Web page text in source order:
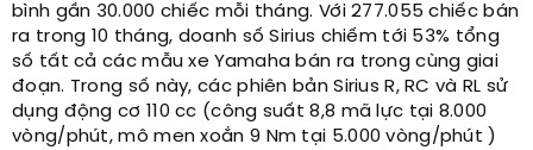
bình gần 30.000 chiếc mỗi tháng. Với 277.055 chiếc bán
ra trong 10 tháng, doanh số Sirius chiếm tới 53% tổng
số tất cả các mẫu xe Yamaha bán ra trong cùng giai
đoạn. Trong số này, các phiên bản Sirius R, RC và RL sử
dụng động cơ 110 cc (công suất 8,8 mã lực tại 8.000
vòng/phút, mô men xoắn 9 Nm tại 5.000 vòng/phút )